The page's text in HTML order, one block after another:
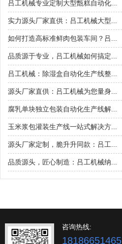
吕工机械专业定制大型甑糕自动化...
实力源头厂家直供：吕工机械大型...
如何打造高标准鲜肉包装车间？吕...
品质源于专业，吕工机械如何搞定...
吕工机械：除湿盒自动化生产线整...
源头厂家直供：吕工机械为您量身...
腐乳单块独立包装自动化生产线解...
玉米浆包灌装生产线一站式解决方...
源头厂家定制，脆升升同款：吕工...
品质源头，匠心制造：吕工机械纳...
咨询热线:
18186651465